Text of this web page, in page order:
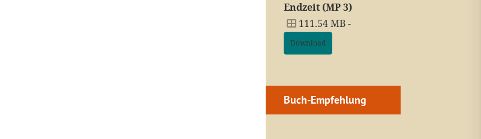
Endzeit (MP 3)
111.54 MB -
Download
Buch-Empfehlung